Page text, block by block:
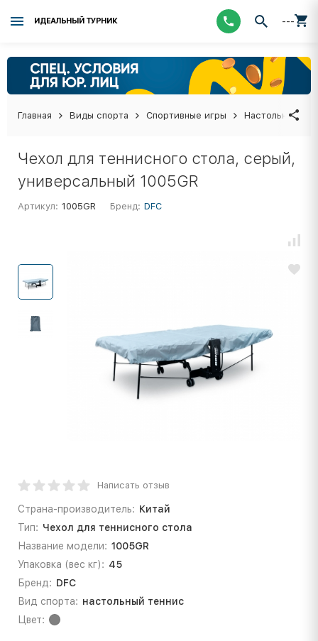
ИДЕАЛЬНЫЙ ТУРНИК ---
Главная Виды спорта Спортивные игры Настольный
Чехол для теннисного стола, серый,
универсальный 1005GR
Артикул: 1005GR Бренд: DFC
Написать отзыв
Страна-производитель: Китай
Тип: Чехол для теннисного стола
Название модели: 1005GR
Упаковка (вес кг): 45
Бренд: DFC
Вид спорта: настольный теннис
Цвет: